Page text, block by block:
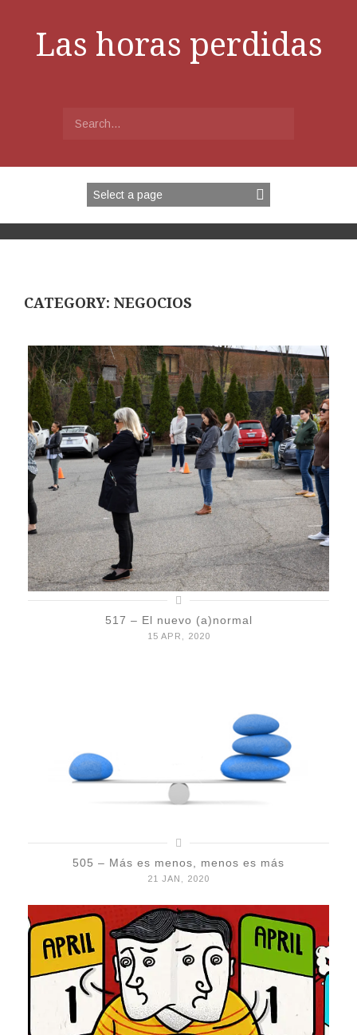
Las horas perdidas
for:
CATEGORY: NEGOCIOS
517 – El nuevo (a)normal
15 APR, 2020
505 – Más es menos, menos es más
21 JAN, 2020